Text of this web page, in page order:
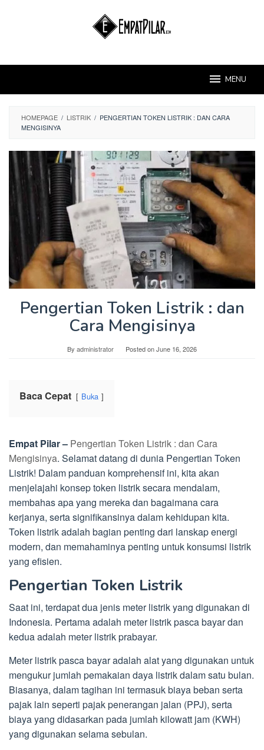
MENU
HOMEPAGE / LISTRIK / PENGERTIAN TOKEN LISTRIK : DAN CARA
MENGISINYA
Pengertian Token Listrik : dan
Cara Mengisinya
By administrator Posted onJune 16, 2026
Baca Cepat Buka
Empat Pilar – Pengertian Token Listrik : dan Cara
Mengisinya. Selamat datang di dunia Pengertian Token
Listrik! Dalam panduan komprehensif ini, kita akan
menjelajahi konsep token listrik secara mendalam,
membahas apa yang mereka dan bagaimana cara
kerjanya, serta signifikansinya dalam kehidupan kita.
Token listrik adalah bagian penting dari lanskap energi
modern, dan memahaminya penting untuk konsumsi listrik
yang efisien.
Pengertian Token Listrik
Saat ini, terdapat dua jenis meter listrik yang digunakan di
Indonesia. Pertama adalah meter listrik pasca bayar dan
kedua adalah meter listrik prabayar.
Meter listrik pasca bayar adalah alat yang digunakan untuk
mengukur jumlah pemakaian daya listrik dalam satu bulan.
Biasanya, dalam tagihan ini termasuk biaya beban serta
pajak lain seperti pajak penerangan jalan (PPJ), serta
biaya yang didasarkan pada jumlah kilowatt jam (KWH)
yang digunakan selama sebulan.